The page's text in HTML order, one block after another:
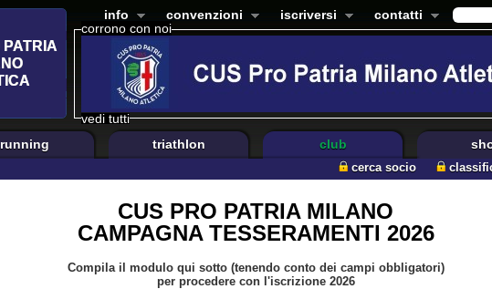
corrono con noi
vedi tutti
info convenzioni iscriversi contatti
running triathlon club
cerca socio
CUS PRO PATRIA MILANO
CAMPAGNA TESSERAMENTI 2026
Compila il modulo qui sotto (tenendo conto dei campi obbligatori)
per procedere con l'iscrizione 2026